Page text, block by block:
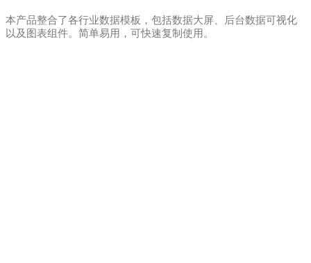
本产品整合了各行业数据模板，包括数据大屏、后台数据可视化
以及图表组件。简单易用，可快速复制使用。